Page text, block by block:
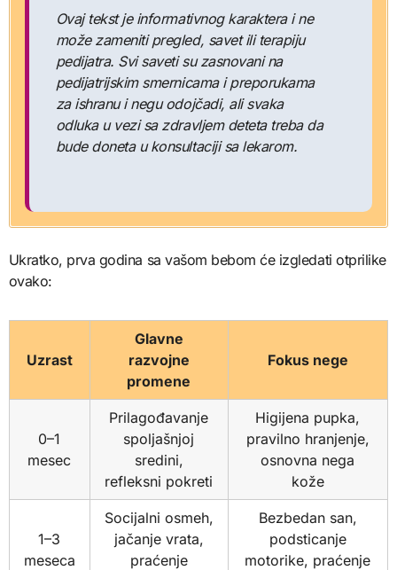
Ovaj tekst je informativnog karaktera i ne
može zameniti pregled, savet ili terapiju
pedijatra. Svi saveti su zasnovani na
pedijatrijskim smernicama i preporukama
za ishranu i negu odojčadi, ali svaka
odluka u vezi sa zdravljem deteta treba da
bude doneta u konsultaciji sa lekarom.
Ukratko, prva godina sa vašom bebom će izgledati otprilike
ovako:
Uzrast
Glavne
razvojne
promene
Fokus nege
0–1
mesec
Prilagođavanje
spoljašnjoj
sredini,
refleksni pokreti
Higijena pupka,
pravilno hranjenje,
osnovna nega
kože
1–3
meseca
Socijalni osmeh,
jačanje vrata,
praćenje
Bezbedan san,
podsticanje
motorike, praćenje